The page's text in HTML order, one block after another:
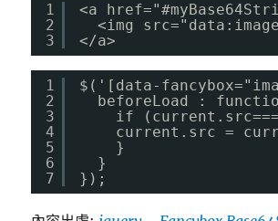
google
算
表
結
合
chatGPT
大
1
2
3
<a
<img
</a>
1
2
3
4
5
6
7
$('[data-
beforeLoad :
if
current.src =
}
}
});